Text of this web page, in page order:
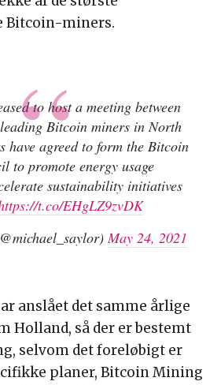
Bitcoin-miners.
to host a meeting between
Bitcoin miners in North
have agreed to form the Bitcoin
to promote energy usage
sustainability initiatives
t.co/EHgLZ9zvDK
May 24, 2021
anslået det samme årlige
Holland, så der er bestemt
selvom det foreløbigt er
planer, Bitcoin Mining